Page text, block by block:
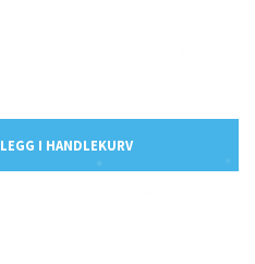
LEGG I HANDLEKURV